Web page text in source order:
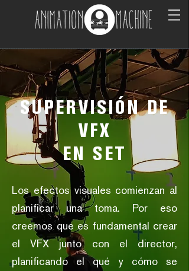
SUPERVISIÓN DE
VFX
EN SET
Los efectos visuales comienzan al
planificar una toma. Por eso
creemos que es fundamental crear
el VFX junto con el director,
planificando el qué y cómo se